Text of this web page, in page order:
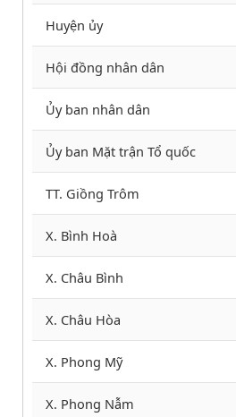
Huyện ủy
Hội đồng nhân dân
Ủy ban nhân dân
Ủy ban Mặt trận Tổ quốc
TT. Giồng Trôm
X. Bình Hoà
X. Châu Bình
X. Châu Hòa
X. Phong Mỹ
X. Phong Nẫm